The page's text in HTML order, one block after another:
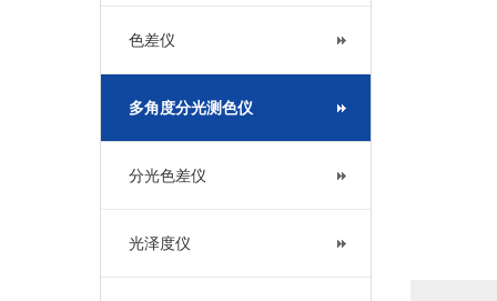
色差仪
多角度分光测色仪
分光色差仪
光泽度仪